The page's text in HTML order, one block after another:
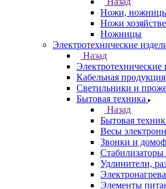
Ножи,
Ножи
Ножницы
Электротехнические
Назад
Электротехнические
Кабельная продукция
Светильники и
Бытовая техника
Назад
Бытовая
Весы
Звонки и
Удлинители,
Элементы